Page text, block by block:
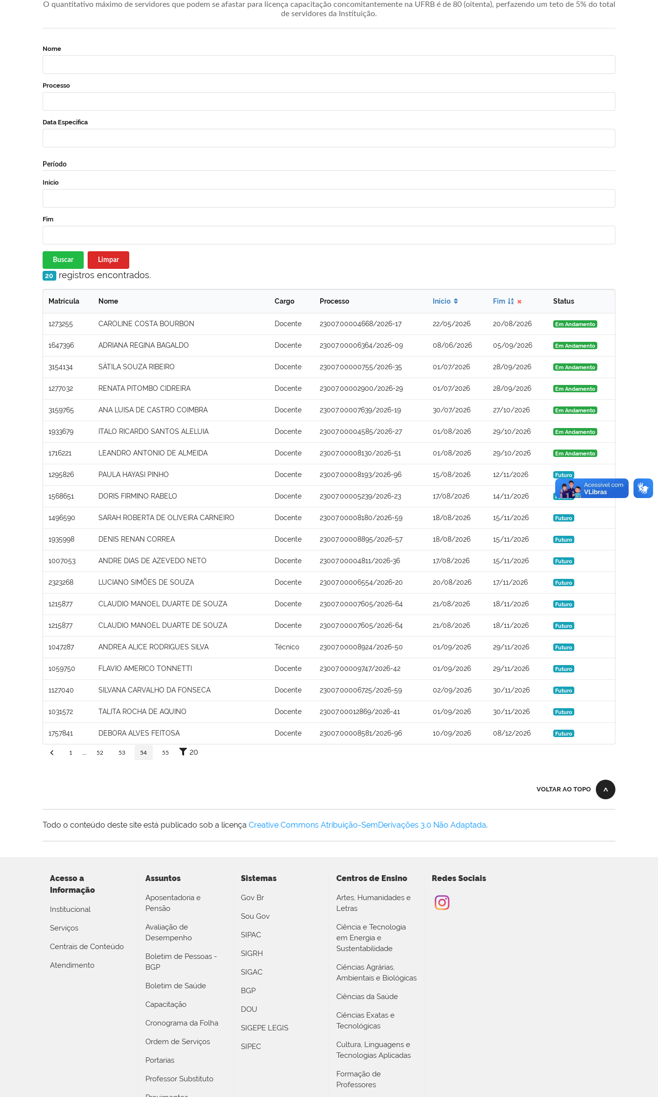
O quantitativo máximo de servidores que podem se afastar para licença capacitação concomitantemente na UFRB é de 80 (oitenta), perfazendo um teto de 5% do total
de servidores da Instituição.
Nome
Processo
Data Específica
Período
Início
Fim
Buscar Limpar
20 registros encontrados.
Matrícula Nome Cargo Processo Início Fim Status
1273255 CAROLINE COSTA BOURBON Docente 23007.00004668/2026-17 22/05/2026 20/08/2026 Em Andamento
1647396 ADRIANA REGINA BAGALDO Docente 23007.00006364/2026-09 08/06/2026 05/09/2026 Em Andamento
3154134 SÁTILA SOUZA RIBEIRO Docente 23007.00000755/2026-35 01/07/2026 28/09/2026 Em Andamento
1277032 RENATA PITOMBO CIDREIRA Docente 23007.00002900/2026-29 01/07/2026 28/09/2026 Em Andamento
3159765 ANA LUISA DE CASTRO COIMBRA Docente 23007.00007639/2026-19 30/07/2026 27/10/2026 Em Andamento
1933679 ITALO RICARDO SANTOS ALELUIA Docente 23007.00004585/2026-27 01/08/2026 29/10/2026 Em Andamento
1716221 LEANDRO ANTONIO DE ALMEIDA Docente 23007.00008130/2026-51 01/08/2026 29/10/2026 Em Andamento
1295826 PAULA HAYASI PINHO Docente 23007.00008193/2026-96 15/08/2026 12/11/2026 Futuro
1568651 DORIS FIRMINO RABELO Docente 23007.00005239/2026-23 17/08/2026 14/11/2026 Futuro
1496590 SARAH ROBERTA DE OLIVEIRA CARNEIRO Docente 23007.00008180/2026-59 18/08/2026 15/11/2026 Futuro
1935998 DENIS RENAN CORREA Docente 23007.00008895/2026-57 18/08/2026 15/11/2026 Futuro
1007053 ANDRE DIAS DE AZEVEDO NETO Docente 23007.00004811/2026-36 17/08/2026 15/11/2026 Futuro
2323268 LUCIANO SIMÕES DE SOUZA Docente 23007.00006554/2026-20 20/08/2026 17/11/2026 Futuro
1215877 CLAUDIO MANOEL DUARTE DE SOUZA Docente 23007.00007605/2026-64 21/08/2026 18/11/2026 Futuro
1215877 CLAUDIO MANOEL DUARTE DE SOUZA Docente 23007.00007605/2026-64 21/08/2026 18/11/2026 Futuro
1047287 ANDREA ALICE RODRIGUES SILVA Técnico 23007.00008924/2026-50 01/09/2026 29/11/2026 Futuro
1059750 FLAVIO AMERICO TONNETTI Docente 23007.00009747/2026-42 01/09/2026 29/11/2026 Futuro
1127040 SILVANA CARVALHO DA FONSECA Docente 23007.00006725/2026-59 02/09/2026 30/11/2026 Futuro
1031572 TALITA ROCHA DE AQUINO Docente 23007.00012869/2026-41 01/09/2026 30/11/2026 Futuro
1757841 DEBORA ALVES FEITOSA Docente 23007.00008581/2026-96 10/09/2026 08/12/2026 Futuro
1 52 53 54 55 20
VOLTAR AO TOPO
Todo o conteúdo deste site está publicado sob a licença Creative Commons Atribuição-SemDerivações 3.0 Não Adaptada.
Acesso a
Informação
Institucional
Serviços
Centrais de Conteúdo
Atendimento
Assuntos
Aposentadoria e
Pensão
Avaliação de
Desempenho
Boletim de Pessoas -
BGP
Boletim de Saúde
Capacitação
Cronograma da Folha
Ordem de Serviços
Portarias
Professor Substituto
Sistemas
Gov Br
Sou Gov
SIPAC
SIGRH
SIGAC
BGP
DOU
SIGEPE LEGIS
SIPEC
Centros de Ensino
Artes, Humanidades e
Letras
Ciência e Tecnologia
em Energia e
Sustentabilidade
Ciências Agrárias,
Ambientais e Biológicas
Ciências da Saúde
Ciências Exatas e
Tecnológicas
Cultura, Linguagens e
Tecnologias Aplicadas
Formação de
Professores
Redes Sociais